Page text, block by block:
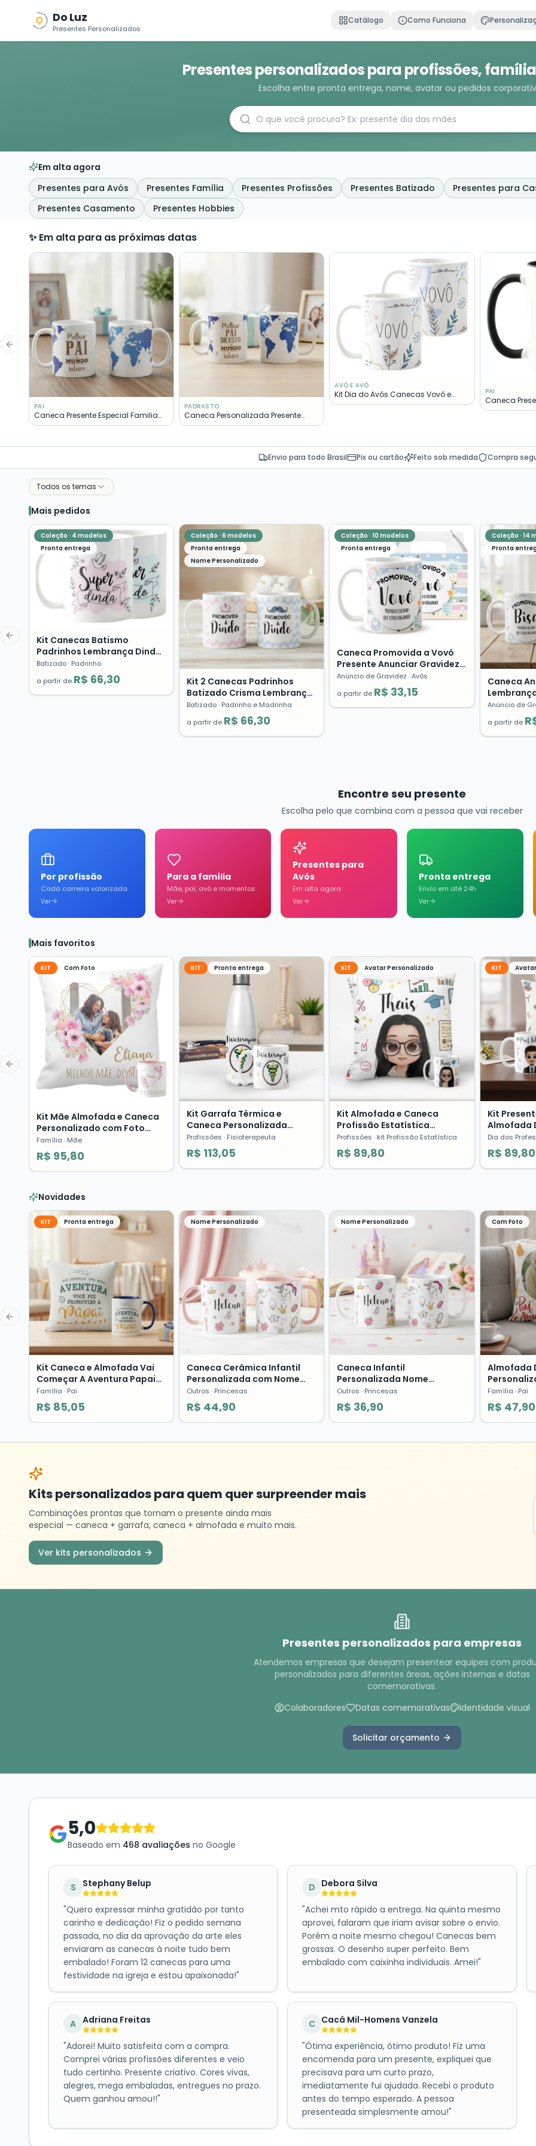
Do Luz
Presentes Personalizados
Catálogo Como Funciona
Presentes personalizados para profissões,
Escolha entre pronta entrega, nome, avatar ou pedidos
Em alta agora
Presentes para Avós
Presentes Família Presentes Profissões Presentes Batizado Presentes para
Presentes Casamento
Presentes Hobbies
✨ Em alta para as próximas datas
PAI
Caneca Presente Especial Familia
Melhor Pai Mundo
PADRASTO
Caneca Personalizada Presente
Melhor Padrasto do Mundo
AVÓ E AVÔ
Kit Dia do Avós Canecas Vovó e
Vovô Presente Pronta Entrega
PAI
Caneca
Primeiro Dia
Previous slide
Envio para todo Brasil Pix ou cartão Feito sob medida Compra
Todos os temas
Mais pedidos
Coleção · 4 modelos
Pronta entrega
Kit Canecas Batismo
Padrinhos Lembrança Dinda
Dindo Presente Cerâmica
Batizado· Padrinho
a partir de R$ 66,30
Coleção ·6 modelos
Pronta entrega
Nome Personalizado
Kit 2 Canecas Padrinhos
Batizado Crisma Lembrança
Presente Dindo Dinda
Batizado· Padrinho e Madrinha
a partir de R$ 66,30
Coleção ·10 modelos
Pronta entrega
Caneca Promovida a Vovó
Presente Anunciar Gravidez
Avó Pronta Entrega 🤰
Anúncio de Gravidez · Avós
a partir de R$ 33,15
Coleção · 14
Pronta
Caneca
Familia
Anúncio de
a partir de
Previous slide
Encontre seu presente
Escolha pelo que combina com a pessoa que vai receber
Por profissão
Cada carreira valorizada
Ver
Para a família
Mãe, pai, avó e momentos
Ver
Presentes para
Avós
Em alta agora
Ver
Pronta entrega
Envio em até 24h
Ver
Mais favoritos
KIT Com Foto
Kit Mãe Almofada e Caneca
Personalizado com Foto
Presente Dia das Mães ❤️
Família · Mãe
R$ 95,80
KIT Pronta entrega
Kit Garrafa Térmica e
Caneca Personalizada
Fisioterapia Profissões
Presente
Profissões · Fisioterapeuta
R$ 113,05
KIT Avatar Personalizado
Kit Almofada e Caneca
Profissão Estatística
Presente Criativo
Estampado
Profissões · kit Profissão Estatística
R$ 89,80
KIT
Kit
Almofada
Caneca
Dia dos
R$ 89,80
Previous slide
Novidades
KIT Pronta entrega
Kit Caneca e Almofada Vai
Começar A Aventura Papai
Pronta Entrega Família
Família · Pai
R$ 85,05
Nome Personalizado
Caneca Cerâmica Infantil
Personalizada com Nome
Princesas Presente Menina
Outros · Princesas
R$ 44,90
Nome Personalizado
Caneca Infantil
Personalizada Nome
Princesas Presente Menina
Outros · Princesas
R$ 36,90
Com Foto
Almofada
dos Pais
Família · Pai
R$ 47,90
Previous slide
Kits personalizados para quem quer surpreender mais
Combinações prontas que tornam o presente ainda mais
especial — caneca + garrafa, caneca + almofada e muito mais.
Ver kits personalizados
Presentes personalizados para empresas
Atendemos empresas que desejam presentear equipes com
personalizados para diferentes áreas, ações internas e datas
comemorativas.
Colaboradores
Datas comemorativas Identidade visual
Solicitar orçamento
5,0
Baseado em 468 avaliações no Google
S Stephany Belup
"Quero expressar minha gratidão por tanto
carinho e dedicação! Fiz o pedido semana
passada, no dia da aprovação da arte eles
enviaram as canecas à noite tudo bem
embalado! Foram 12 canecas para uma
festividade na igreja e estou apaixonada!"
D Debora Silva
"Achei mto rápido a entrega. Na quinta mesmo
aprovei, falaram que iriam avisar sobre o envio.
Porém a noite mesmo chegou! Canecas bem
grossas. O desenho super perfeito. Bem
embalado com caixinha individuais. Amei!"
A Adriana Freitas
"Adorei! Muito satisfeita com a compra.
Comprei várias profissões diferentes e veio
tudo certinho. Presente criativo. Cores vivas,
alegres, mega embaladas, entregues no prazo.
Quem ganhou amou!!"
C Cacá Mil-Homens Vanzela
"Ótima experiência, ótimo produto! Fiz uma
encomenda para um presente, expliquei que
precisava para um curto prazo,
imediatamente fui ajudada. Recebi o produto
antes do tempo esperado. A pessoa
presenteada simplesmente amou!"